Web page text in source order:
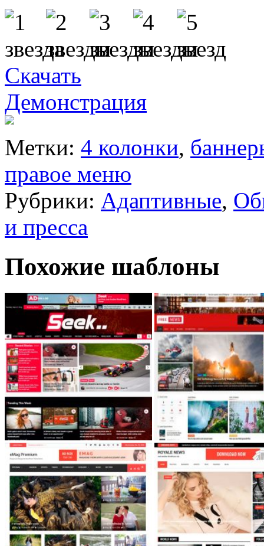
Скачать
Демонстрация
Метки: 4 колонки,
правое меню
Рубрики: Адаптивные,
и пресса
Похожие шаблоны